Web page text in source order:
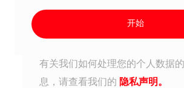
开始
有关我们如何处理您的个人数据
息，请查看我们的 隐私声明。